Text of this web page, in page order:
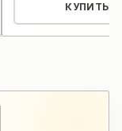
КУПИТЬ В